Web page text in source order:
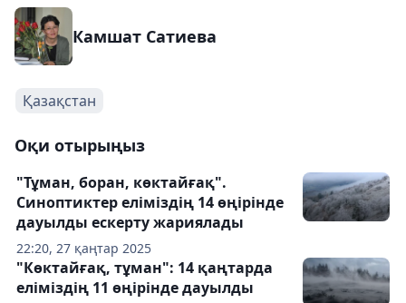
Камшат Сатиева
Қазақстан
Оқи отырыңыз
22:20, 27 қаңтар 2025
"Тұман, боран, көктайғақ".
Синоптиктер еліміздің 14 өңірінде
дауылды ескерту жариялады
"Көктайғақ, тұман": 14 қаңтарда
еліміздің 11 өңірінде дауылды